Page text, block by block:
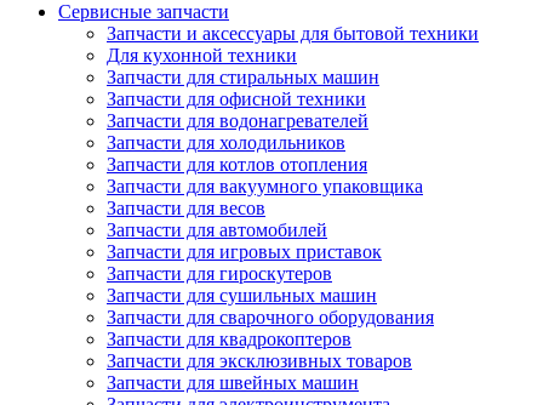
Сервисные запчасти
Запчасти и аксессуары для бытовой техники
Для кухонной техники
Запчасти для стиральных машин
Запчасти для офисной техники
Запчасти для водонагревателей
Запчасти для холодильников
Запчасти для котлов отопления
Запчасти для вакуумного упаковщика
Запчасти для весов
Запчасти для автомобилей
Запчасти для игровых приставок
Запчасти для гироскутеров
Запчасти для сушильных машин
Запчасти для сварочного оборудования
Запчасти для квадрокоптеров
Запчасти для эксклюзивных товаров
Запчасти для швейных машин